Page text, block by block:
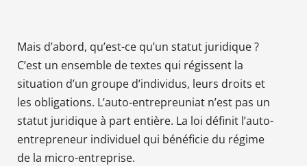
Mais d’abord, qu’est-ce qu’un statut juridique ?
C’est un ensemble de textes qui régissent la
situation d’un groupe d’individus, leurs droits et
les obligations. L’auto-entrepreuniat n’est pas un
statut juridique à part entière. La loi définit l’auto-
entrepreneur individuel qui bénéficie du régime
de la micro-entreprise.